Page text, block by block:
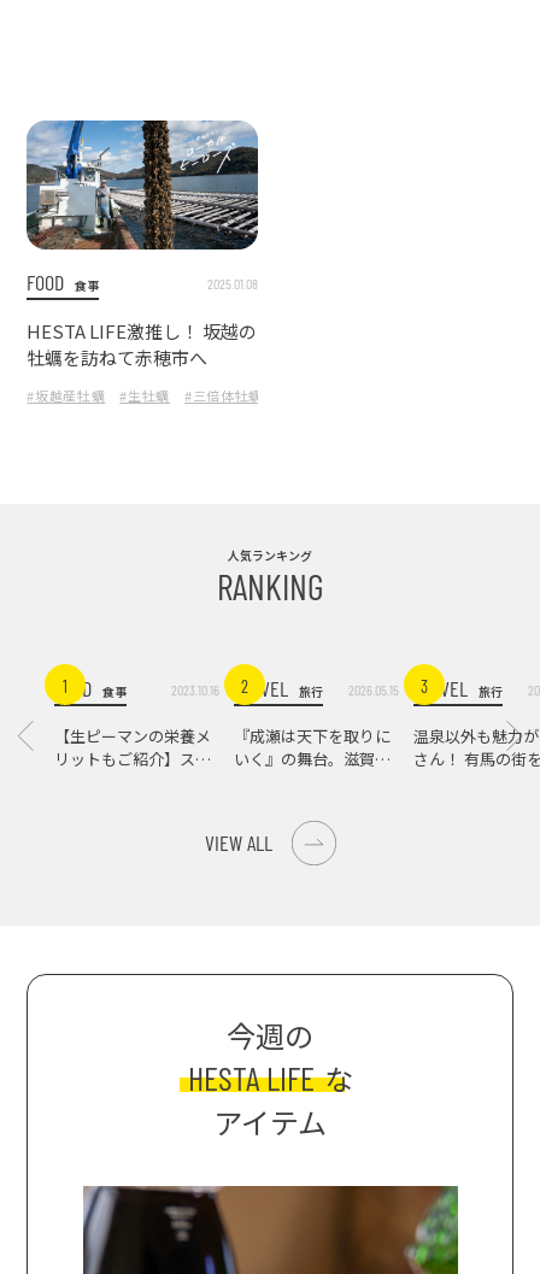
FOOD 食事 2025.01.08
HESTA LIFE激推し！ 坂越の
牡蠣を訪ねて赤穂市へ
#坂越産牡蠣 #生牡蠣 #三倍体牡蠣
人気ランキング
RANKING
1FOOD 食事 2023.10.16
【生ピーマンの栄養メ
リットもご紹介】スパ
2
TRAVEL 旅行 2026.05.15
『成瀬は天下を取りに
いく』の舞台。滋賀県
3
TRAVEL 旅行
温泉以外も魅力
さん！ 有馬の街
VIEW ALL
今週の
HESTA LIFE な
アイテム